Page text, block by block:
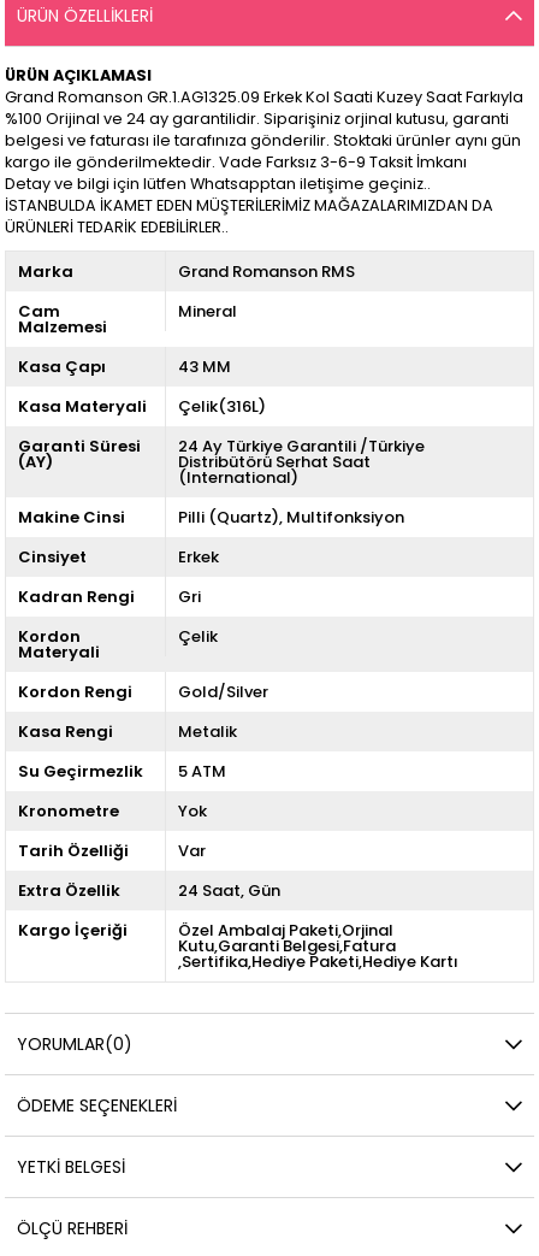
ÜRÜN ÖZELLIKLERI
ÜRÜN AÇIKLAMASI
Grand Romanson GR.1.AG1325.09 Erkek Kol Saati Kuzey Saat Farkıyla
%100 Orijinal ve 24 ay garantilidir. Siparişiniz orjinal kutusu, garanti
belgesi ve faturası ile tarafınıza gönderilir. Stoktaki ürünler aynı gün
kargo ile gönderilmektedir. Vade Farksız 3-6-9 Taksit İmkanı
Detay ve bilgi için lütfen Whatsapptan iletişime geçiniz..
İSTANBULDA İKAMET EDEN MÜŞTERİLERİMİZ MAĞAZALARIMIZDAN DA
ÜRÜNLERİ TEDARİK EDEBİLİRLER..
Marka
Grand Romanson RMS
Cam
Malzemesi
Mineral
Kasa Çapı
43 MM
Kasa Materyali
Çelik(316L)
Garanti Süresi
(AY)
24 Ay Türkiye Garantili /Türkiye
Distribütörü Serhat Saat
(International)
Makine Cinsi
Pilli (Quartz) Multifonksiyon
Cinsiyet
Erkek
Kadran Rengi
Gri
Kordon
Materyali
Çelik
Kordon Rengi
Gold/Silver
Kasa Rengi
Metalik
Su Geçirmezlik
5 ATM
Kronometre
Yok
Tarih Özelliği
Var
Extra Özellik
24 Saat Gün
Kargo İçeriği
Özel Ambalaj Paketi,Orjinal
Kutu,Garanti Belgesi,Fatura
,Sertifika,Hediye Paketi,Hediye Kartı
YORUMLAR(0)
ÖDEME SEÇENEKLERI
YETKİ BELGESİ
ÖLÇÜ REHBERI